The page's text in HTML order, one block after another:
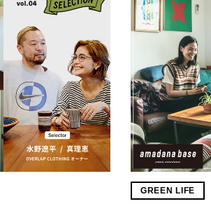
GREEN LIFE